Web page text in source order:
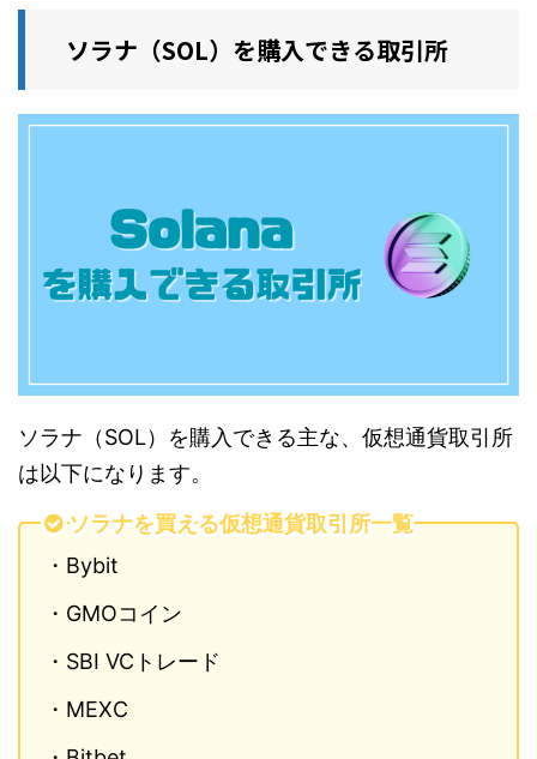
ソラナ（SOL）を購入できる取引所
ソラナ（SOL）を購入できる主な、仮想通貨取引所
は以下になります。
ソラナを買える仮想通貨取引所一覧
・Bybit
・GMOコイン
・SBI VCトレード
・MEXC